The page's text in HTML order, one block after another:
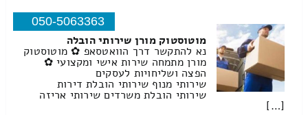
050-5063363
מוטוסטוק מורן שירותי הובלה
נא להתקשר דרך הוואטסאפ ✿ מוטוסטוק
מורן מתמחה שירות אישי ומקצועי ✿
הפצה ושליחויות לעסקים
שירותי מנוף שירותי הובלת דירות
שירותי הובלת משרדים שירותי אריזה
[…]